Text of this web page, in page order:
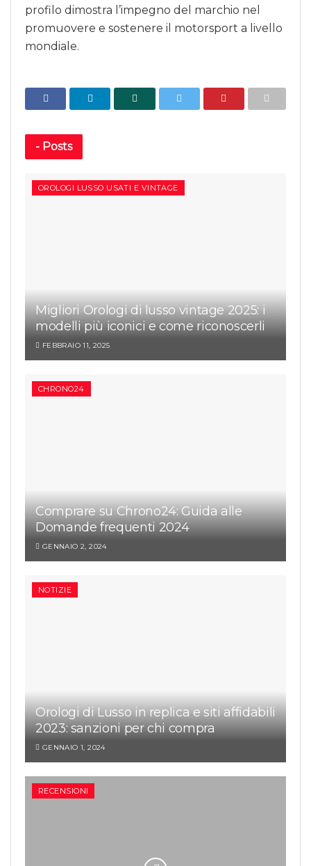
profilo dimostra l’impegno del marchio nel
promuovere e sostenere il motorsport a livello
mondiale.
- Posts
OROLOGI LUSSO USATI E VINTAGE
Migliori Orologi di lusso vintage 2025: i
modelli più iconici e come riconoscerli
FEBBRAIO 11, 2025
CHRONO24
Comprare su Chrono24: Guida alle
Domande frequenti 2024
GENNAIO 2, 2024
NOTIZIE
Orologi di Lusso in replica e siti affidabili
2023: sanzioni per chi compra
GENNAIO 1, 2024
RECENSIONI